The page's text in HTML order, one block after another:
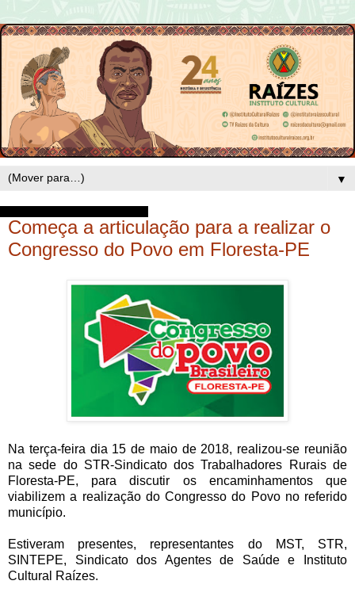
▼
Começa a articulação para a realizar o
Congresso do Povo em Floresta-PE
Na terça-feira dia 15 de maio de 2018, realizou-se reunião
na sede do STR-Sindicato dos Trabalhadores Rurais de
Floresta-PE, para discutir os encaminhamentos que
viabilizem a realização do Congresso do Povo no referido
município.
Estiveram presentes, representantes do MST, STR,
SINTEPE, Sindicato dos Agentes de Saúde e Instituto
Cultural Raízes.